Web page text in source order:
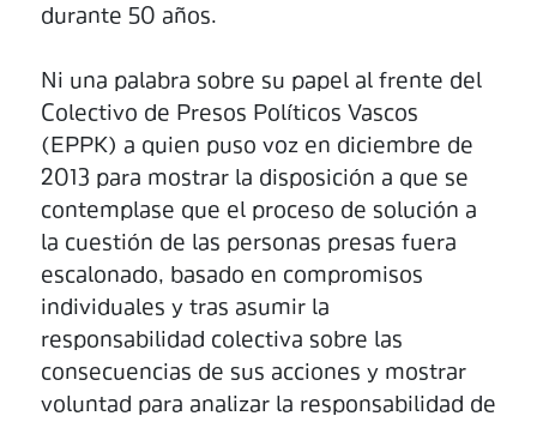
durante 50 años.
Ni una palabra sobre su papel al frente del
Colectivo de Presos Políticos Vascos
(EPPK) a quien puso voz en diciembre de
2013 para mostrar la disposición a que se
contemplase que el proceso de solución a
la cuestión de las personas presas fuera
escalonado, basado en compromisos
individuales y tras asumir la
responsabilidad colectiva sobre las
consecuencias de sus acciones y mostrar
voluntad para analizar la responsabilidad de